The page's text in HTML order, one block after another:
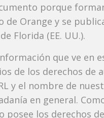
porque
de Orange y se
Florida (EE. UU.).
que ve en
de los derechos de
y el nombre de
en general.
posee los derechos